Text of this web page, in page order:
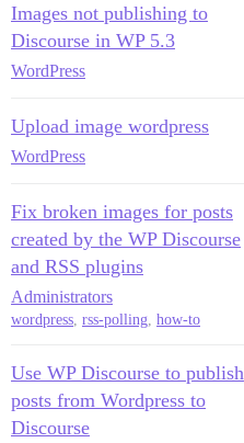
Images not publishing to
Discourse in WP 5.3
WordPress
Upload image wordpress
WordPress
Fix broken images for posts
created by the WP Discourse
and RSS plugins
Administrators
wordpress rss-polling how-to
Use WP Discourse to publish
posts from Wordpress to
Discourse